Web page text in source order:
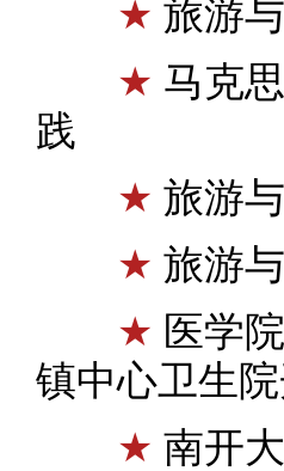
★ 旅游
★ 马克
践
★ 旅游
★ 旅游
★ 医学
镇中心卫生
★ 南开